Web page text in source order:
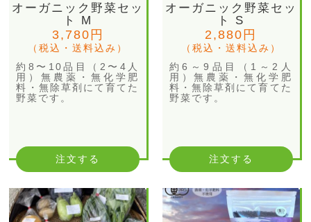
オーガニック野菜セッ
ト M
3,780円
（税込・送料込み）
約8〜10品目（2〜4人
用）無農薬・無化学肥
料・無除草剤にて育てた
野菜です。
注文する
オーガニック野菜セッ
ト S
2,880円
（税込・送料込み）
約6～9品目（1～2人
用）無農薬・無化学肥
料・無除草剤にて育てた
野菜です。
注文する